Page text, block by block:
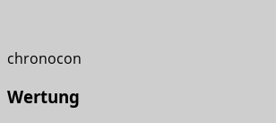
chronocon
Wertung